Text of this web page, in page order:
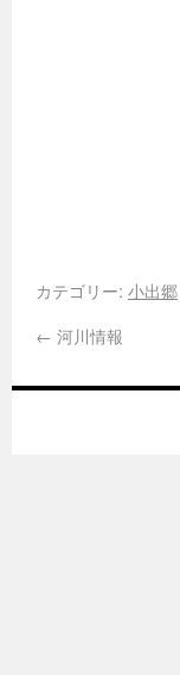
カテゴリー: 小出郷
← 河川情報